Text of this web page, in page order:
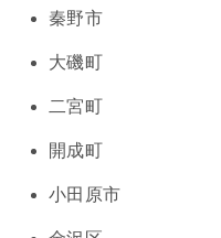
秦野市
大磯町
二宮町
開成町
小田原市